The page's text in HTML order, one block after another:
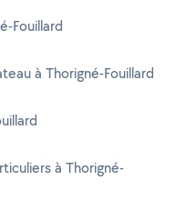
Fouillard
à Thorigné-Fouillard
à Thorigné-